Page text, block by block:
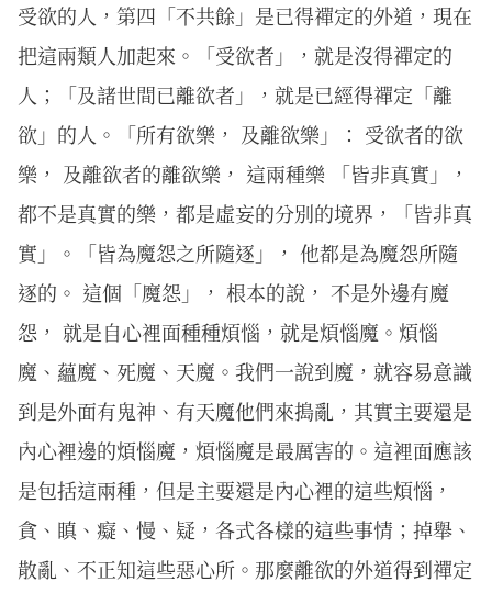
受欲的人，第四「不共餘」是已得禪定的外道，現在
把這兩類人加起來。「受欲者」，就是沒得禪定的
人；「及諸世間已離欲者」，就是已經得禪定「離
欲」的人。「所有欲樂， 及離欲樂」： 受欲者的欲
樂， 及離欲者的離欲樂， 這兩種樂 「皆非真實」，
都不是真實的樂，都是虛妄的分別的境界，「皆非真
實」。「皆為魔怨之所隨逐」， 他都是為魔怨所隨
逐的。 這個「魔怨」， 根本的說， 不是外邊有魔
怨， 就是自心裡面種種煩惱，就是煩惱魔。煩惱
魔、蘊魔、死魔、天魔。我們一說到魔，就容易意識
到是外面有鬼神、有天魔他們來搗亂，其實主要還是
內心裡邊的煩惱魔，煩惱魔是最厲害的。這裡面應該
是包括這兩種，但是主要還是內心裡的這些煩惱，
貪、瞋、癡、慢、疑，各式各樣的這些事情；掉舉、
散亂、不正知這些惡心所。那麼離欲的外道得到禪定